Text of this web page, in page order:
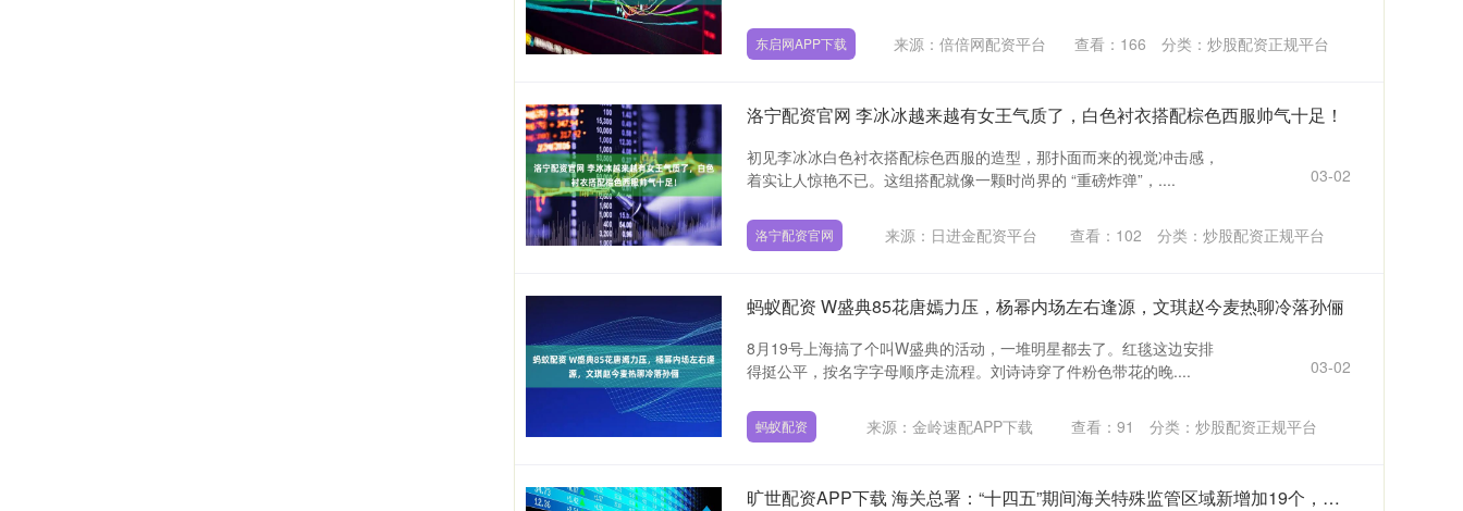
东启网APP下载 来源：倍倍网配资平台 查看： 166 分类： 炒股配资正规平台
洛宁配资官网 李冰冰越来越有女王气质了，白色衬衣搭配棕色西服帅气十足！
初见李冰冰白色衬衣搭配棕色西服的造型，那扑面而来的视觉冲击感，
着实让人惊艳不已。这组搭配就像一颗时尚界的 “重磅炸弹”，....
03-02
洛宁配资官网 来源：日进金配资平台 查看： 102 分类： 炒股配资正规平台
蚂蚁配资 W盛典85花唐嫣力压，杨幂内场左右逢源，文琪赵今麦热聊冷落孙俪
8月19号上海搞了个叫W盛典的活动，一堆明星都去了。红毯这边安排
得挺公平，按名字字母顺序走流程。刘诗诗穿了件粉色带花的晚....
03-02
蚂蚁配资 来源：金岭速配APP下载 查看：91 分类：炒股配资正规平台
旷世配资APP下载 海关总署：“十四五”期间海关特殊监管区域新增加19个，总数达到174个